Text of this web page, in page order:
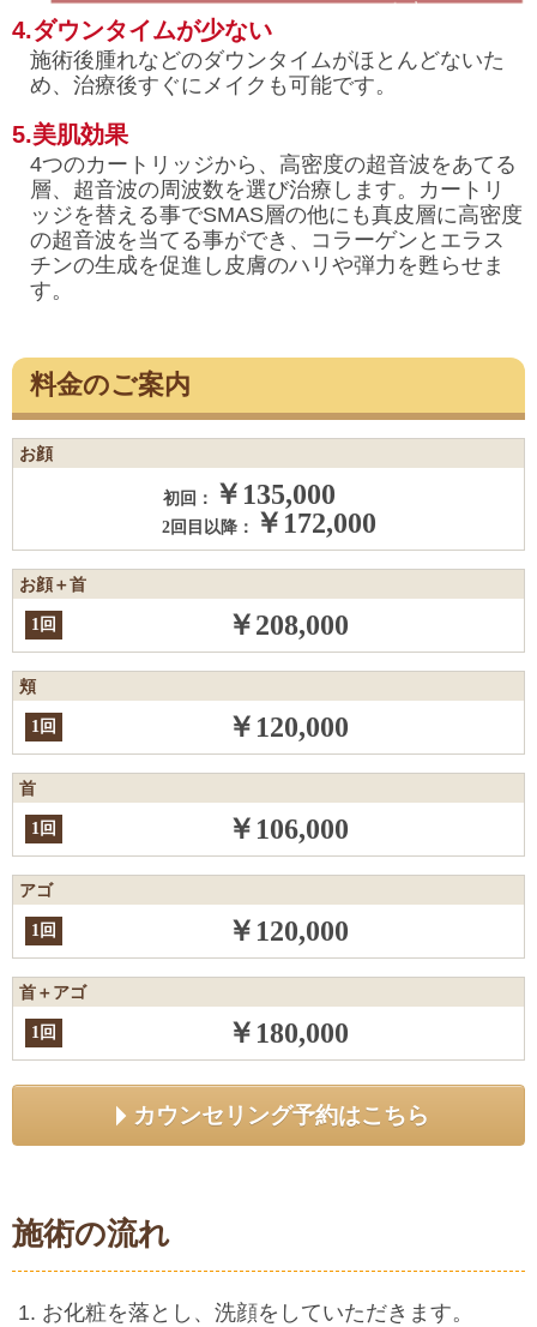
4.ダウンタイムが少ない
施術後腫れなどのダウンタイムがほとんどないた
め、治療後すぐにメイクも可能です。
5.美肌効果
4つのカートリッジから、高密度の超音波をあてる
層、超音波の周波数を選び治療します。カートリ
ッジを替える事でSMAS層の他にも真皮層に高密度
の超音波を当てる事ができ、コラーゲンとエラス
チンの生成を促進し皮膚のハリや弾力を甦らせま
す。
料金のご案内
お顔
初回： ￥135,000
2回目以降： ￥172,000
お顔＋首
1回 ￥208,000
頬
1回 ￥120,000
首
1回 ￥106,000
アゴ
1回 ￥120,000
首＋アゴ
1回 ￥180,000
カウンセリング予約はこちら
施術の流れ
お化粧を落とし、洗顔をしていただきます。